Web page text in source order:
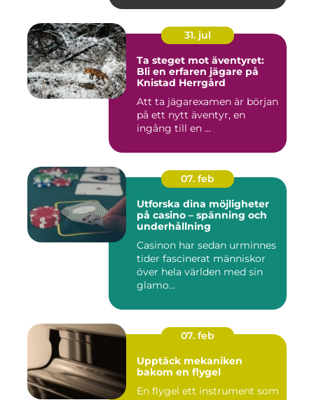
31. jul
Ta steget mot äventyret:
Bli en erfaren jägare på
Knistad Herrgård
Att ta jägarexamen är början
på ett nytt äventyr, en
ingång till en ...
07. feb
Utforska dina möjligheter
på casino – spänning och
underhållning
Casinon har sedan urminnes
tider fascinerat människor
över hela världen med sin
glamo...
07. feb
Upptäck mekaniken
bakom en flygel
En flygel ett instrument som